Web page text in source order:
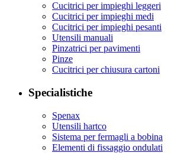
Cucitrici per impieghi leggeri
Cucitrici per impieghi medi
Cucitrici per impieghi pesanti
Utensili manuali
Pinzatrici per pavimenti
Pinze
Cucitrici per chiusura cartoni
Specialistiche
Spenax
Utensili hartco
Sistema per fermagli a bobina
Elementi di fissaggio ondulati